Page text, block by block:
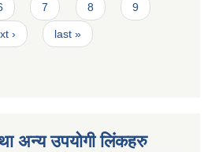
7 8 9
› last »
अन्य उपयोगी लिंकहरु